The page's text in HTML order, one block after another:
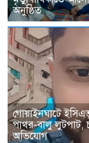
অনুষ্ঠিত
গোয়াইনঘাটে
পাথর-বালু লুটপাট,
অভিযোগ